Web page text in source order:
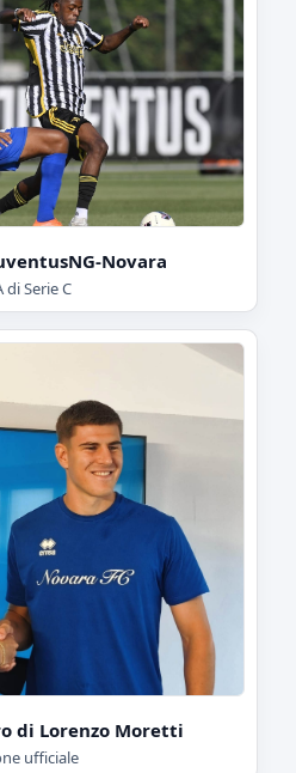
Novara
Serie C
di Lorenzo Moretti
ufficiale